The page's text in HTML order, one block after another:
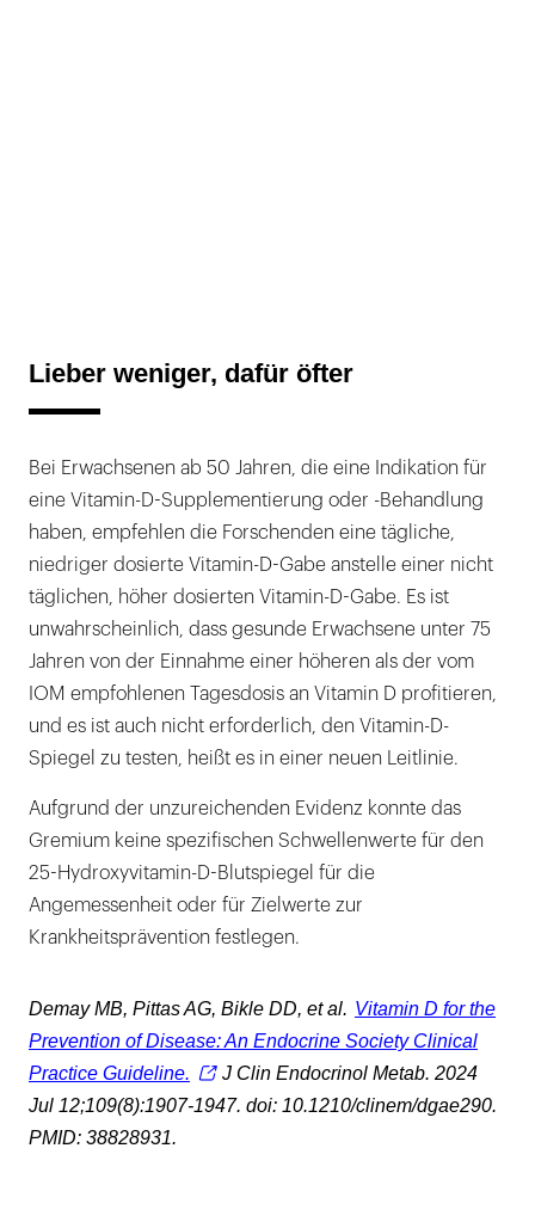
Lieber weniger, dafür öfter
Bei Erwachsenen ab 50 Jahren, die eine Indikation für
eine Vitamin-D-Supplementierung oder -Behandlung
haben, empfehlen die Forschenden eine tägliche,
niedriger dosierte Vitamin-D-Gabe anstelle einer nicht
täglichen, höher dosierten Vitamin-D-Gabe. Es ist
unwahrscheinlich, dass gesunde Erwachsene unter 75
Jahren von der Einnahme einer höheren als der vom
IOM empfohlenen Tagesdosis an Vitamin D profitieren,
und es ist auch nicht erforderlich, den Vitamin-D-
Spiegel zu testen, heißt es in einer neuen Leitlinie.
Aufgrund der unzureichenden Evidenz konnte das
Gremium keine spezifischen Schwellenwerte für den
25-Hydroxyvitamin-D-Blutspiegel für die
Angemessenheit oder für Zielwerte zur
Krankheitsprävention festlegen.
Demay MB, Pittas AG, Bikle DD, et al. Vitamin D for the
Prevention of Disease: An Endocrine Society Clinical
Practice Guideline.
J Clin Endocrinol Metab. 2024
Jul 12;109(8):1907-1947. doi: 10.1210/clinem/dgae290.
PMID: 38828931.